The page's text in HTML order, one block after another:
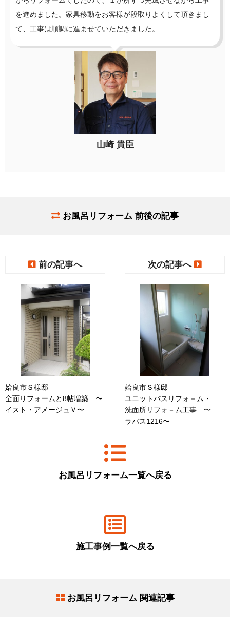
を進めました。家具移動をお客様が段取りよくして頂きまし
て、工事は順調に進ませていただきました。
山崎 貴臣
お風呂リフォーム 前後の記事
前の記事へ
姶良市Ｓ様邸
全面リフォームと8帖増築 〜
イスト・アメージュＶ〜
お風呂リフォーム一覧へ戻る
施工事例一覧へ戻る
次の記事へ
姶良市Ｓ様邸
ユニットバスリフォ－ム・
洗面所リフォ－ム工事 〜
ラバス1216〜
お風呂リフォーム 関連記事